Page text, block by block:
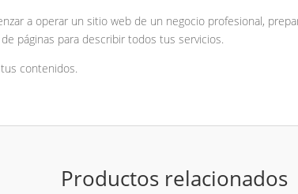
a operar un sitio web de un negocio profesional,
páginas para describir todos tus servicios.
contenidos.
Productos relacionados